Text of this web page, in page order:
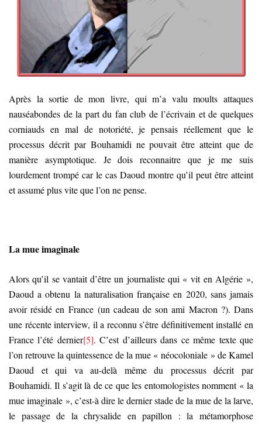
Après la sortie de mon livre, qui m’a valu moults attaques
nauséabondes de la part du fan club de l’écrivain et de quelques
corniauds en mal de notoriété, je pensais réellement que le
processus décrit par Bouhamidi ne pouvait être atteint que de
manière asymptotique. Je dois reconnaitre que je me suis
lourdement trompé car le cas Daoud montre qu’il peut être atteint
et assumé plus vite que l’on ne pense.
La mue imaginale
Alors qu’il se vantait d’être un journaliste qui « vit en Algérie »,
Daoud a obtenu la naturalisation française en 2020, sans jamais
avoir résidé en France (un cadeau de son ami Macron ?). Dans
une récente interview, il a reconnu s’être définitivement installé en
France l’été dernier[5]. C’est d’ailleurs dans ce même texte que
l’on retrouve la quintessence de la mue « néocoloniale » de Kamel
Daoud et qui va au-delà même du processus décrit par
Bouhamidi. Il s’agit là de ce que les entomologistes nomment « la
mue imaginale », c’est-à dire le dernier stade de la mue de la larve,
le passage de la chrysalide en papillon : la métamorphose